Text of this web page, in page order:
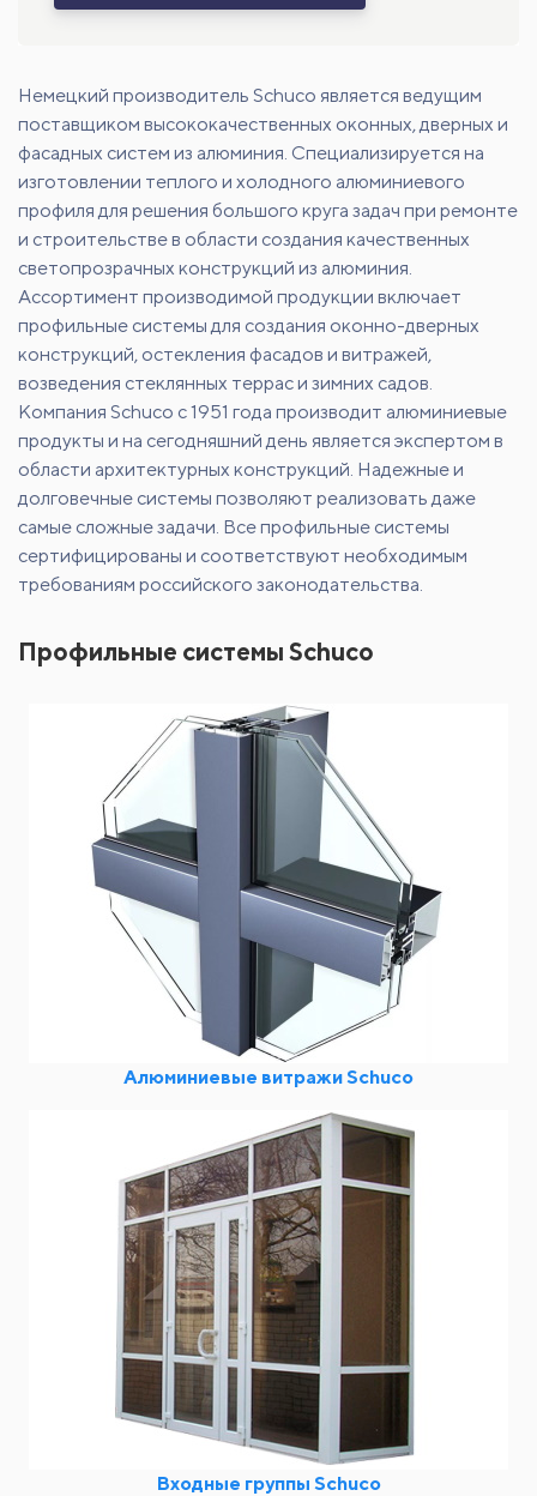
Немецкий производитель Schuco является ведущим
поставщиком высококачественных оконных, дверных и
фасадных систем из алюминия. Специализируется на
изготовлении теплого и холодного алюминиевого
профиля для решения большого круга задач при ремонте
и строительстве в области создания качественных
светопрозрачных конструкций из алюминия.
Ассортимент производимой продукции включает
профильные системы для создания оконно-дверных
конструкций, остекления фасадов и витражей,
возведения стеклянных террас и зимних садов.
Компания Schuco с 1951 года производит алюминиевые
продукты и на сегодняшний день является экспертом в
области архитектурных конструкций. Надежные и
долговечные системы позволяют реализовать даже
самые сложные задачи. Все профильные системы
сертифицированы и соответствуют необходимым
требованиям российского законодательства.
Профильные системы Schuco
Алюминиевые витражи Schuco
Входные группы Schuco